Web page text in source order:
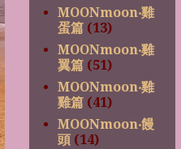
MOONmoon‧雞
蛋篇 (13)
MOONmoon‧雞
翼篇 (51)
MOONmoon‧雞
雞篇 (41)
MOONmoon‧饅
頭 (14)